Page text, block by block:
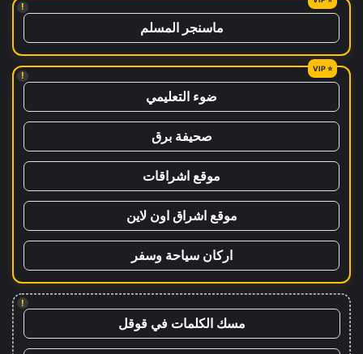
!
ماسنجر المسلم
!
ضوء التعليمي
صحيفة برق
موقع اشراقات
موقع اشراق اون لاين
اركان سياحة وسفر
!
مسك الكلمات في قوقل